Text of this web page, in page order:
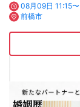
08月09日 11:15〜
前橋市